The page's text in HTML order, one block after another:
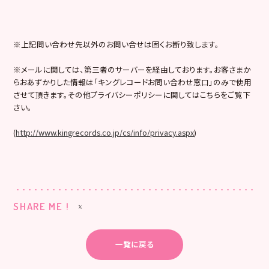
※上記問い合わせ先以外のお問い合せは固くお断り致します。
※メールに関しては、第三者のサーバーを経由しております。お客さまか
らおあずかりした情報は「キングレコードお問い合わせ窓口」のみで使用
させて頂きます。その他プライバシーポリシーに関してはこちらをご覧下
さい。
(http://www.kingrecords.co.jp/cs/info/privacy.aspx)
SHARE ME !
一覧に戻る